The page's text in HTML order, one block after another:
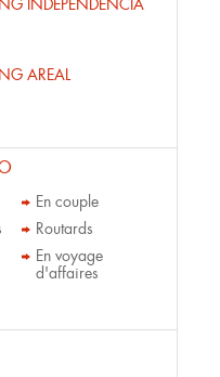
INDEPENDENCIA
AREAL
En couple
Routards
En voyage
d'affaires